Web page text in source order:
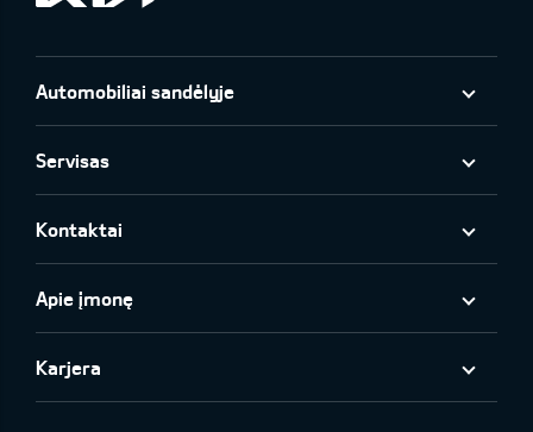
Automobiliai sandėlyje
Servisas
Kontaktai
Apie įmonę
Karjera